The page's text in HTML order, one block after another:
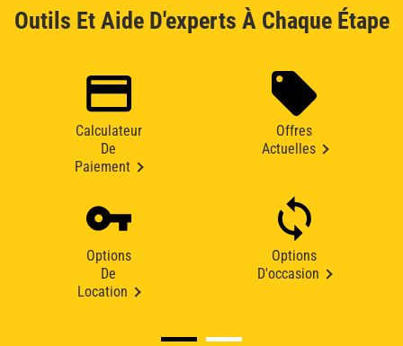
Outils Et Aide D'experts À Chaque Étape
Calculateur
De
Paiement
Offres
Actuelles
Options
De
Location
Options
D'occasion